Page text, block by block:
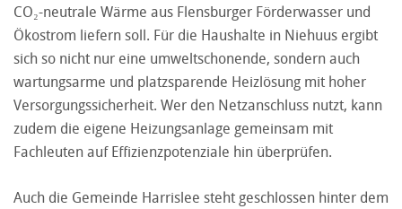
CO₂-neutrale Wärme aus Flensburger Förderwasser und
Ökostrom liefern soll. Für die Haushalte in Niehuus ergibt
sich so nicht nur eine umweltschonende, sondern auch
wartungsarme und platzsparende Heizlösung mit hoher
Versorgungssicherheit. Wer den Netzanschluss nutzt, kann
zudem die eigene Heizungsanlage gemeinsam mit
Fachleuten auf Effizienzpotenziale hin überprüfen.
Auch die Gemeinde Harrislee steht geschlossen hinter dem